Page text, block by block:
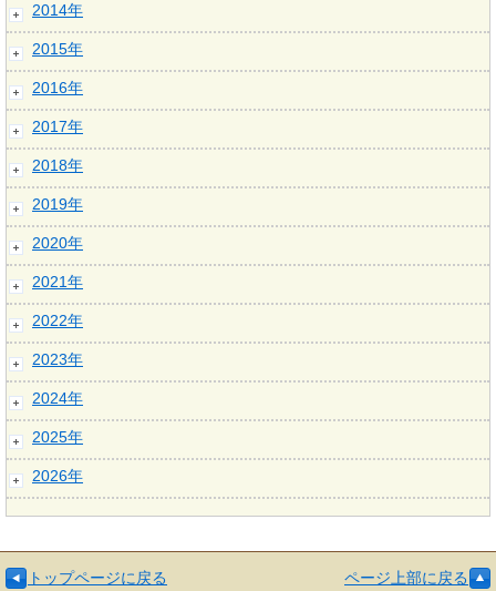
2014年
2015年
2016年
2017年
2018年
2019年
2020年
2021年
2022年
2023年
2024年
2025年
2026年
トップページに戻る ページ上部に戻る